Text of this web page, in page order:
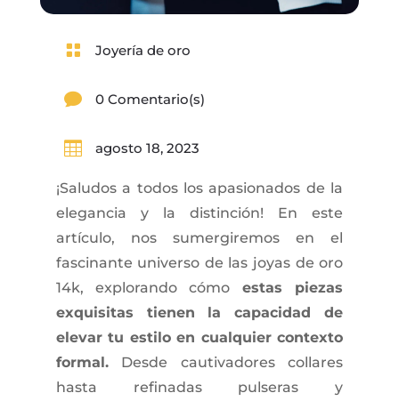
 Joyería de oro
 0 Comentario(s)
 agosto 18, 2023
¡Saludos a todos los apasionados de la
elegancia y la distinción! En este
artículo, nos sumergiremos en el
fascinante universo de las joyas de oro
14k, explorando cómo estas piezas
exquisitas tienen la capacidad de
elevar tu estilo en cualquier contexto
formal.Desde cautivadores collares
hasta refinadas pulseras y